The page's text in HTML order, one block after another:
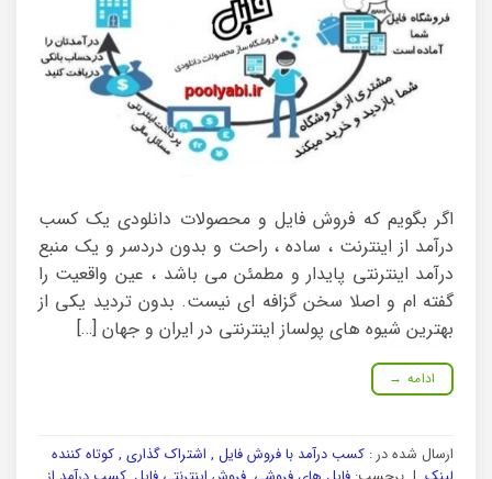
اگر بگویم که فروش فایل و محصولات دانلودی یک کسب
درآمد از اینترنت ، ساده ، راحت و بدون دردسر و یک منبع
درآمد اینترنتی پایدار و مطمئن می باشد ، عین واقعیت را
گفته ام و اصلا سخن گزافه ای نیست. بدون تردید یکی از
بهترین شیوه های پولساز اینترنتی در ایران و جهان […]
ادامه →
ارسال شده در : کسب درآمد با فروش فایل , اشتراک گذاری , کوتاه کننده